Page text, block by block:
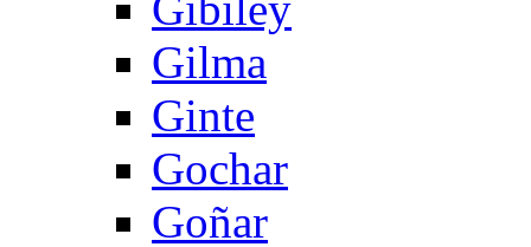
Gilma
Ginte
Gochar
Goñar